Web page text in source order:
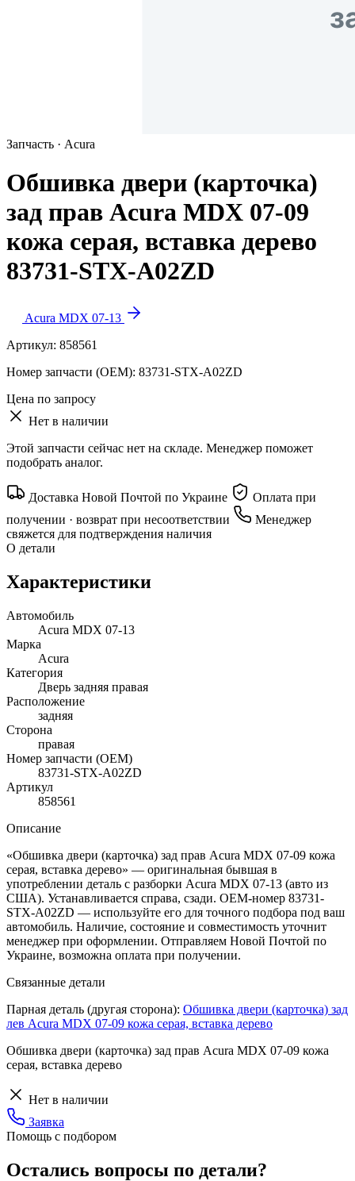
Запчасть · Acura
Обшивка двери (карточка)
зад прав Acura MDX 07-09
кожа серая, вставка дерево
83731-STX-A02ZD
Acura MDX 07-13
Артикул: 858561
Номер запчасти (OEM): 83731-STX-A02ZD
Цена по запросу
Нет в наличии
Этой запчасти сейчас нет на складе. Менеджер поможет
подобрать аналог.
Доставка Новой Почтой по Украине
Оплата при
получении · возврат при несоответствии
Менеджер
свяжется для подтверждения наличия
О детали
Характеристики
Автомобиль
Acura MDX 07-13
Марка
Acura
Категория
Дверь задняя правая
Расположение
задняя
Сторона
правая
Номер запчасти (OEM)
83731-STX-A02ZD
Артикул
858561
Описание
«Обшивка двери (карточка) зад прав Acura MDX 07-09 кожа
серая, вставка дерево» — оригинальная бывшая в
употреблении деталь с разборки Acura MDX 07-13 (авто из
США). Устанавливается справа, сзади. OEM-номер 83731-
STX-A02ZD — используйте его для точного подбора под ваш
автомобиль. Наличие, состояние и совместимость уточнит
менеджер при оформлении. Отправляем Новой Почтой по
Украине, возможна оплата при получении.
Связанные детали
Парная деталь (другая сторона): Обшивка двери (карточка) зад
лев Acura MDX 07-09 кожа серая, вставка дерево
Обшивка двери (карточка) зад прав Acura MDX 07-09 кожа
серая, вставка дерево
Нет в наличии
Заявка
Помощь с подбором
Остались вопросы по детали?